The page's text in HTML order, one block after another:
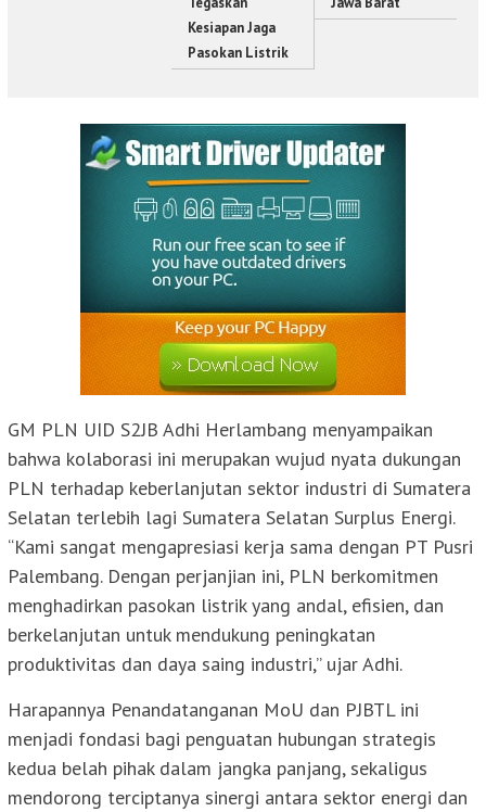
Kesiapan Jaga
Pasokan Listrik
GM PLN UID S2JB Adhi Herlambang menyampaikan
bahwa kolaborasi ini merupakan wujud nyata dukungan
PLN terhadap keberlanjutan sektor industri di Sumatera
Selatan terlebih lagi Sumatera Selatan Surplus Energi.
“Kami sangat mengapresiasi kerja sama dengan PT Pusri
Palembang. Dengan perjanjian ini, PLN berkomitmen
menghadirkan pasokan listrik yang andal, efisien, dan
berkelanjutan untuk mendukung peningkatan
produktivitas dan daya saing industri,” ujar Adhi.
Harapannya Penandatanganan MoU dan PJBTL ini
menjadi fondasi bagi penguatan hubungan strategis
kedua belah pihak dalam jangka panjang, sekaligus
mendorong terciptanya sinergi antara sektor energi dan